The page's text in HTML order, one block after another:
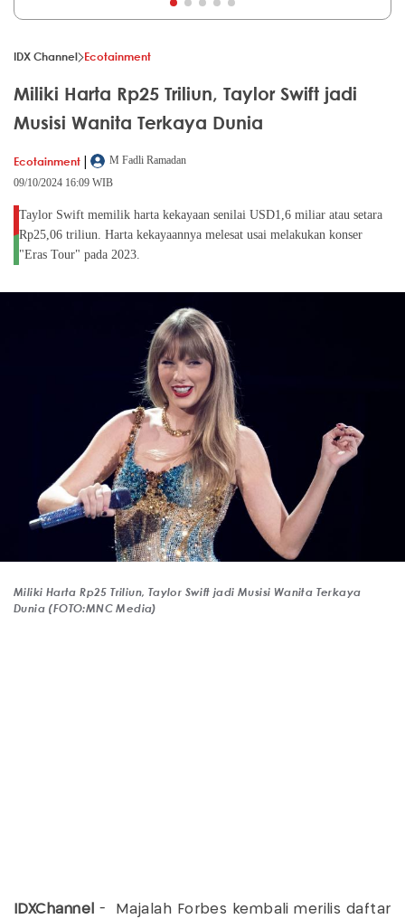
IDX Channel Ecotainment
Miliki Harta Rp25 Triliun, Taylor Swift jadi
Musisi Wanita Terkaya Dunia
Ecotainment |
M Fadli Ramadan
09/10/2024 16:09 WIB
Taylor Swift memilik harta kekayaan senilai USD1,6 miliar atau setara
Rp25,06 triliun. Harta kekayaannya melesat usai melakukan konser
"Eras Tour" pada 2023.
Miliki Harta Rp25 Triliun, Taylor Swift jadi Musisi Wanita Terkaya
Dunia (FOTO:MNC Media)
IDXChannel
- Majalah Forbes kembali merilis daftar